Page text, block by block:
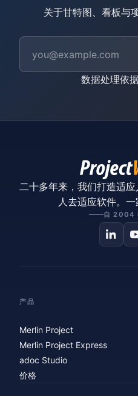
关于甘特图、看板与
数据处理依
二十多年来，我们打造适
人去适应软件。一
自 2004
产品
Merlin Project
Merlin Project Express
adoc Studio
价格